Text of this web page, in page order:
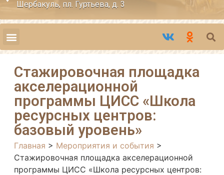
Шербакуль, пл. Гуртьева, д. 3
Стажировочная площадка
акселерационной
программы ЦИСС «Школа
ресурсных центров:
базовый уровень»
Главная > Мероприятия и события >
Стажировочная площадка акселерационной
программы ЦИСС «Школа ресурсных центров: